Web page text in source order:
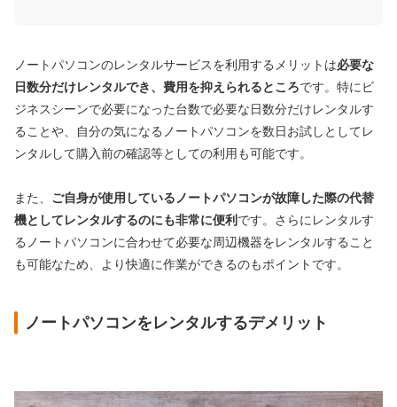
ノートパソコンのレンタルサービスを利用するメリットは必要な
日数分だけレンタルでき、費用を抑えられるところです。特にビ
ジネスシーンで必要になった台数で必要な日数分だけレンタルす
ることや、自分の気になるノートパソコンを数日お試しとしてレ
ンタルして購入前の確認等としての利用も可能です。
また、 ご自身が使用しているノートパソコンが故障した際の代替
機としてレンタルするのにも非常に便利 です。さらにレンタルす
るノートパソコンに合わせて必要な周辺機器をレンタルすること
も可能なため、より快適に作業ができるのもポイントです。
ノートパソコンをレンタルするデメリット